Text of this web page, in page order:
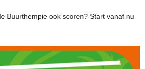
Buurthempie ook scoren? Start vanaf nu